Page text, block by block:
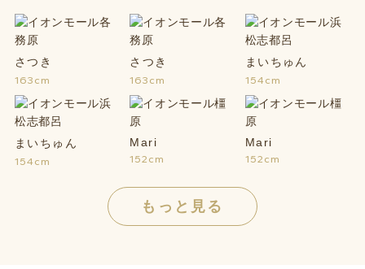
さつき
163cm
さつき
163cm
まいちゅん
154cm
まいちゅん
154cm
Mari
152cm
Mari
152cm
もっと見る